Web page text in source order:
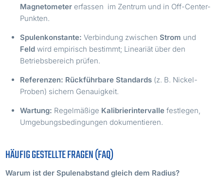
Magnetometer erfassen B
im Zentrum und in Off-Center-
Punkten.
Spulenkonstante: Verbindung zwischenStrom und
Feld wird empirisch bestimmt; Lineariät über den
Betriebsbereich prüfen.
Referenzen: Rückführbare Standards (z. B. Nickel-
Proben) sichern Genauigkeit.
Wartung: Regelmäßige Kalibrierintervalle festlegen,
Umgebungsbedingungen dokumentieren.
HÄUFIG GESTELLTE FRAGEN (FAQ)
Warum ist der Spulenabstand gleich dem Radius?